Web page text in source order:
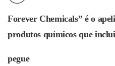
Forever Chemicals” é o
produtos químicos que
pegue